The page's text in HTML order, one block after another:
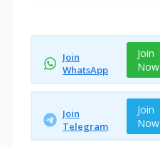
Join
WhatsApp
Join
Now
Join
Telegram
Join
Now